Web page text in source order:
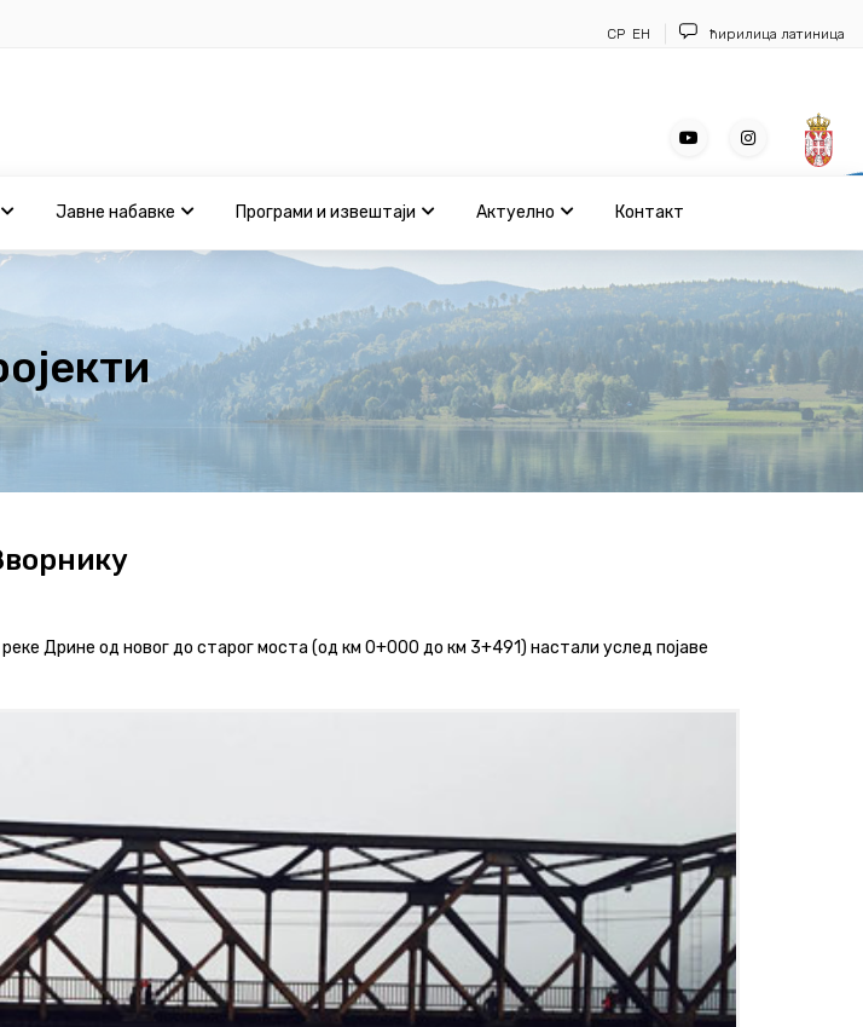
СР ЕН ћирилица латиница
Јавне набавке Програми и извештаји Актуелно Контакт
Дрине од новог до старог моста (од км 0+000 до км 3+491) настали услед појаве